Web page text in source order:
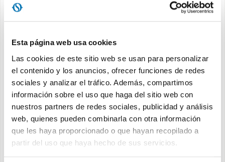
Esta página web usa cookies
Las cookies de este sitio web se usan para personalizar
el contenido y los anuncios, ofrecer funciones de redes
sociales y analizar el tráfico. Además, compartimos
información sobre el uso que haga del sitio web con
nuestros partners de redes sociales, publicidad y análisis
web, quienes pueden combinarla con otra información
que les haya proporcionado o que hayan recopilado a
partir del uso que haya hecho de sus servicios.
Contraseña
ACCEDER
Recuérdame
Recuperar Contraseña
¿Aún no está registrado?